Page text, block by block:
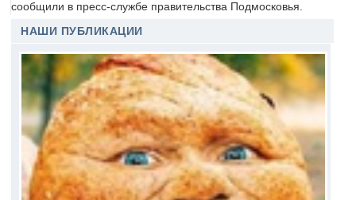
сообщили в пресс-службе правительства Подмосковья.
НАШИ ПУБЛИКАЦИИ